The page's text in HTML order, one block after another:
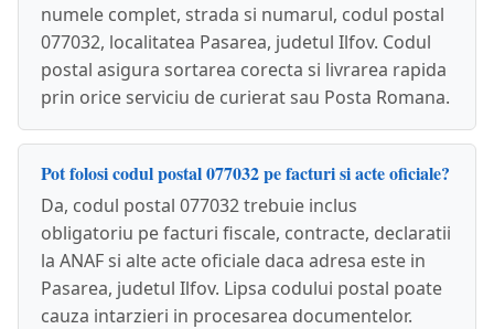
numele complet, strada si numarul, codul postal
077032, localitatea Pasarea, judetul Ilfov. Codul
postal asigura sortarea corecta si livrarea rapida
prin orice serviciu de curierat sau Posta Romana.
Pot folosi codul postal 077032 pe facturi si acte oficiale?
Da, codul postal 077032 trebuie inclus
obligatoriu pe facturi fiscale, contracte, declaratii
la ANAF si alte acte oficiale daca adresa este in
Pasarea, judetul Ilfov. Lipsa codului postal poate
cauza intarzieri in procesarea documentelor.